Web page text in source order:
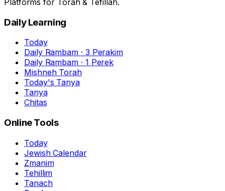
Daily Learning
Today
Daily Rambam · 3 Perakim
Daily Rambam · 1 Perek
Mishneh Torah
Today's Tanya
Tanya
Chitas
Online Tools
Today
Jewish Calendar
Zmanim
Tehillim
Tanach